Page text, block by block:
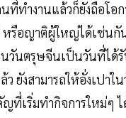
ที่ทำงานแล้วก็ยังถือโอ
หรือญาติผู้ใหญ่ได้เช่นกั
วันตรุษจีนเป็นวันที่ได้รั
ยังสามารถให้อั่งเปาใ
ที่เริ่มทำกิจการใหม่ๆ ไ